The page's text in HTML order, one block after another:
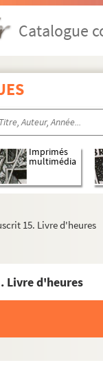
Catalogue
Imprimés
multimédia
15. Livre d'heures
Livre d'heures